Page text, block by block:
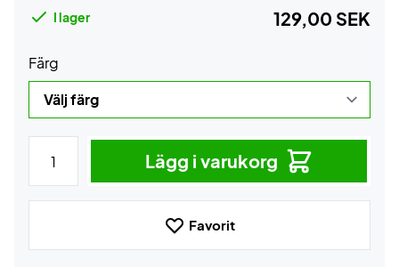
I lager 129,00 SEK
Färg
Lägg i varukorg
Favorit